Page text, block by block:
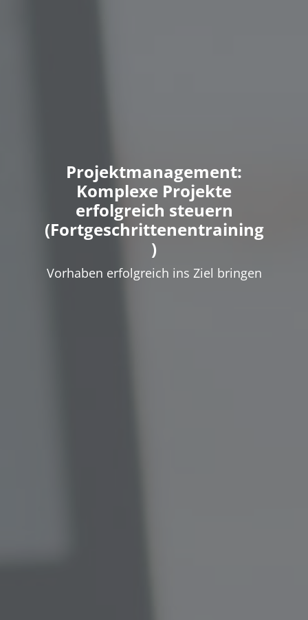
Projektmanagement:
Komplexe Projekte
erfolgreich steuern
(Fortgeschrittenentraining
)
Vorhaben erfolgreich ins Ziel bringen